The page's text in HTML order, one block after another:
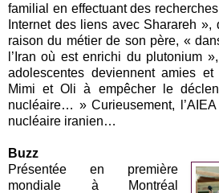
familial en effectuant des
Internet des liens avec Sharareh
raison du métier de son père, «
l’Iran où est enrichi du plutonium
adolescentes deviennent amies
Mimi et Oli à empêcher le
nucléaire… » Curieusement,
nucléaire iranien…
Buzz
Présentée en première
mondiale à Montréal